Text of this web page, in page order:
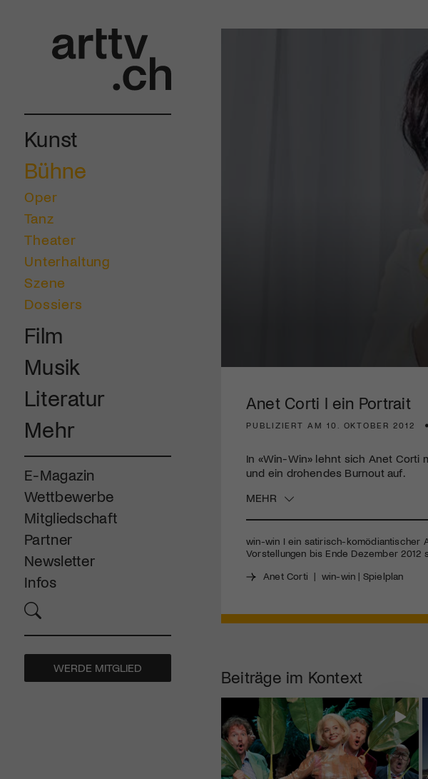
Kunst
Bühne
Oper
Tanz
Theater
Unterhaltung
Szene
Dossiers
Film
Musik
Literatur
Mehr
E-Magazin
Wettbewerbe
Mitgliedschaft
Partner
Newsletter
Infos
WERDE MITGLIED
Anet Corti I ein Portrait
PUBLIZIERT AM 10. OKTOBER 2012
In «Win-Win» lehnt sich Anet Corti
und ein drohendes Burnout auf.
MEHR
win-win I ein satirisch-komödiantischer
Vorstellungen bis Ende Dezember 2012
Anet Corti | win-win | Spielplan
Beiträge im Kontext
Mit deiner
diversen
Jetzt Mitglied